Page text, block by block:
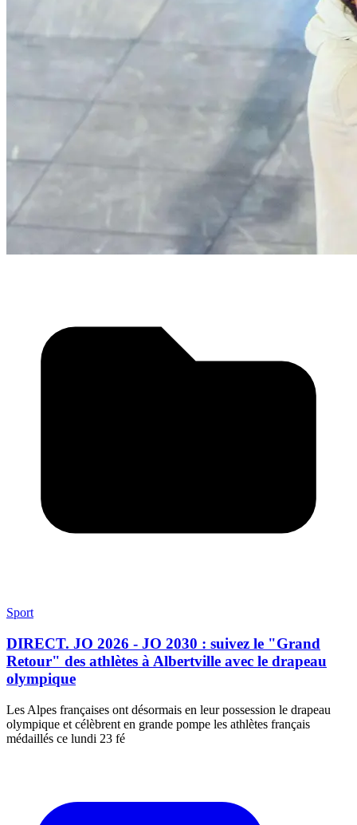
Sport
DIRECT. JO 2026 - JO 2030 : suivez le "Grand
Retour" des athlètes à Albertville avec le drapeau
olympique
Les Alpes françaises ont désormais en leur possession le drapeau
olympique et célèbrent en grande pompe les athlètes français
médaillés ce lundi 23 fé